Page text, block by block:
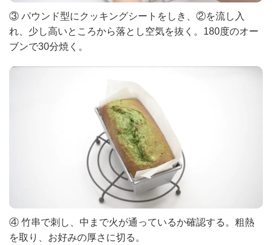
③ パウンド型にクッキングシートをしき、②を流し入
れ、少し高いところから落とし空気を抜く。180度のオー
ブンで30分焼く。
④ 竹串で刺し、中まで火が通っているか確認する。粗熱
を取り、お好みの厚さに切る。